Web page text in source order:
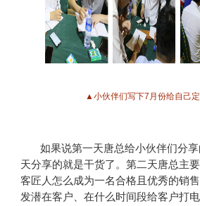
▲小伙伴们写下7月份给自己
如果说第一天唐总给小伙伴们分
天分享的就是干货了。第二天唐总主
客匠人怎么成为一名合格且优秀的销
发潜在客户、在什么时间段给客户打